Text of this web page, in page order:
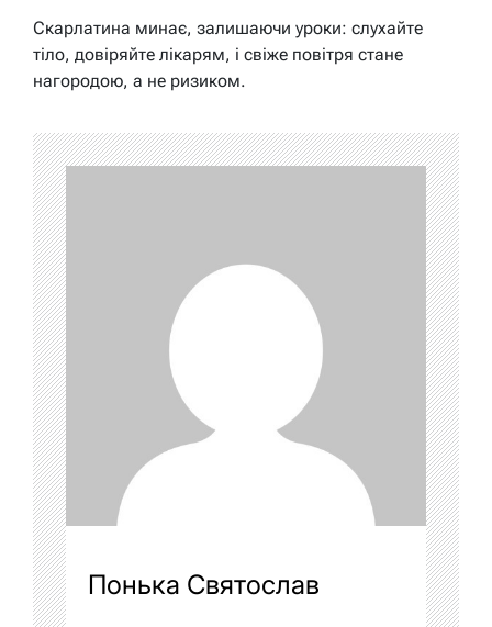
Скарлатина минає, залишаючи уроки: слухайте
тіло, довіряйте лікарям, і свіже повітря стане
нагородою, а не ризиком.
Понька Святослав